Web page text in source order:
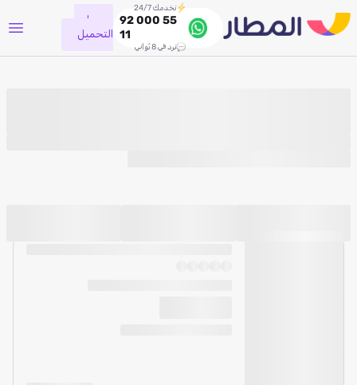
نخدمك 24/7
92 000 55
11
نرد في 8 ثواني
جاري
التحميل